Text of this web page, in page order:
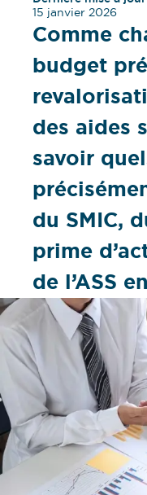
15 janvier 2026
Comme
budget
des aides
savoir
du SMIC,
prime
de l’ASS